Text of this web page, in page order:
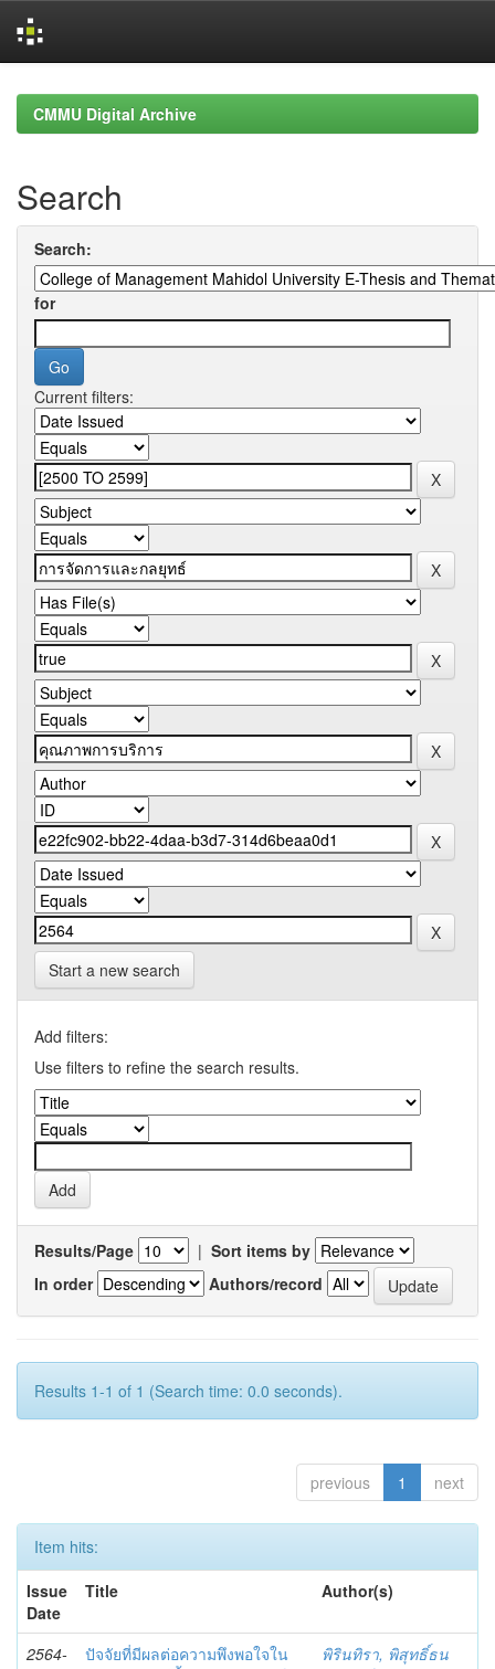
navigationCMMU Digital Archive
Search
Search:
for
Current filters:
Start a new search
Add filters:
Use filters to refine the search results.
Results/Page | Sort items by
In order
Authors/record
Results 1-1 of 1 (Search time: 0.0 seconds).
previous 1 next
Item hits:
Issue
Date
Title Author(s)
2564-
ปัจจัยที่มีผลต่อความพึงพอใจใน
พิรินทิรา, พิสุทธิ์ธน